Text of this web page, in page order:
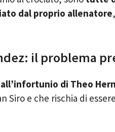
dal proprio allenatore
il problema
di Theo
Siro e che rischia di essere